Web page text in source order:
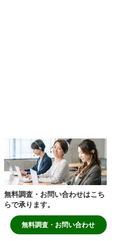
無料調査・お問い合わせはこち
らで承ります。
無料調査・お問い合わせ